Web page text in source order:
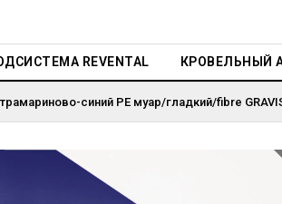
REVENTAL КРОВЕЛЬНЫЙ
синий PE муар/гладкий/fibre